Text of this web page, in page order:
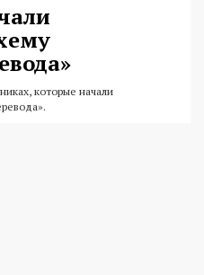
которые начали